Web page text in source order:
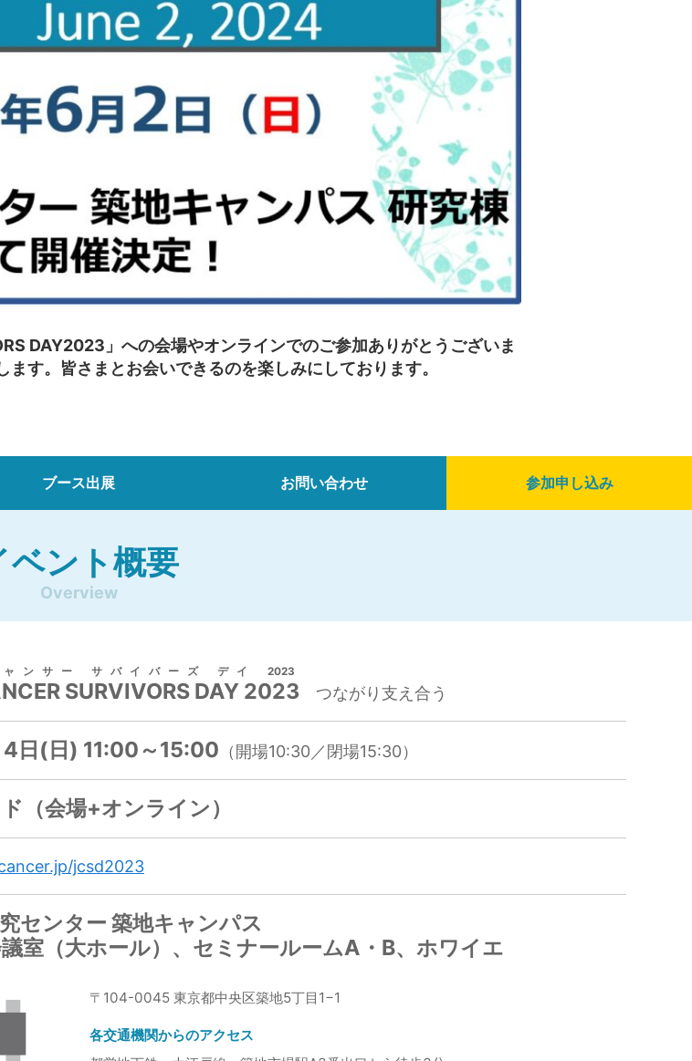
DAY2023」への会場やオンラインでのご参加ありがとうございま
す。皆さまとお会いできるのを楽しみにしております。
ブース出展 お問い合わせ 参加申し込み
ベント概要
Overview
SURVIVORS DAY 2023
ンサー サバイバーズ デイ 2023
つながり支え合う
日(日) 11:00～15:00 （開場10:30／閉場15:30）
（会場+オンライン）
jcsd2023
センター 築地キャンパス
室（大ホール）、セミナールームA・B、ホワイエ
〒104-0045 東京都中央区築地5丁目1−1
各交通機関からのアクセス